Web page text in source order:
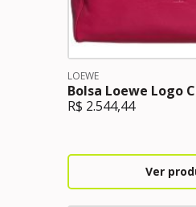
LOEWE
Bolsa Loewe Logo
R$ 2.544,44
Ver